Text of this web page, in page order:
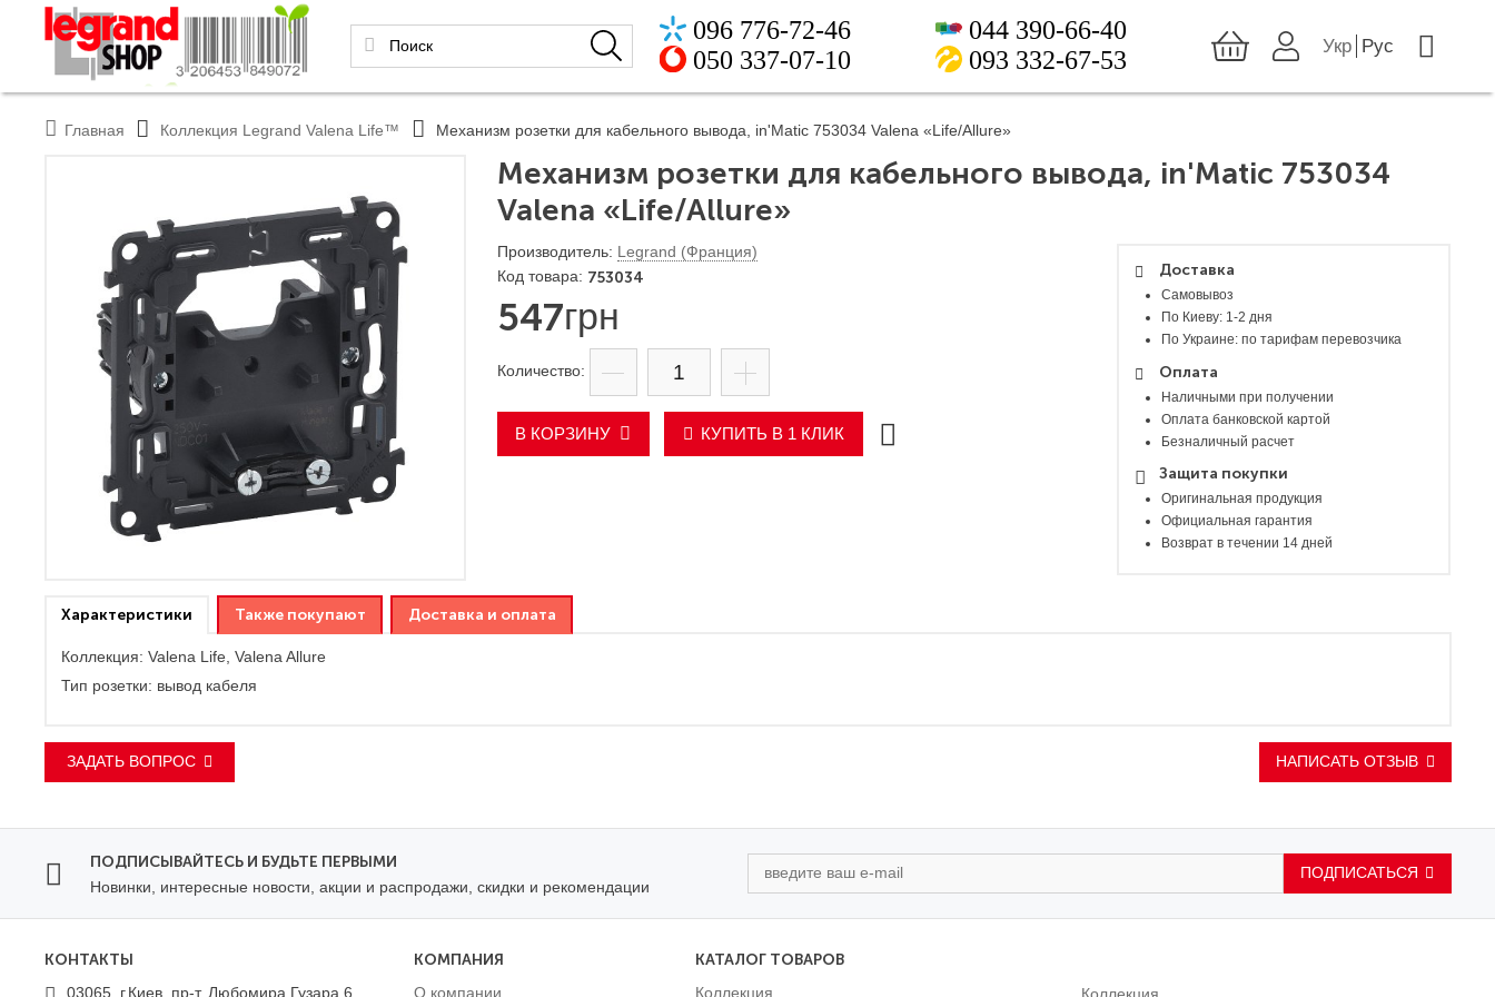
Механизм розетки для кабельного вывода, in'Matic 753034
Valena «Life/Allure»
Доставка
Самовывоз
По Киеву: 1-2 дня
По Украине: по тарифам перевозчика
Оплата
Наличными при получении
Оплата банковской картой
Безналичный расчет
Защита покупки
Оригинальная продукция
Официальная гарантия
Возврат в течении 14 дней
Legrand (Франция)
753034
547грн
В КОРЗИНУ КУПИТЬ В 1 КЛИК
Характеристики Также покупают Доставка и оплата
Коллекция: Valena Life, Valena Allure
Тип розетки: вывод кабеля
ЗАДАТЬ ВОПРОС НАПИСАТЬ ОТЗЫВ
096 776-72-46
044 390-66-40
050 337-07-10
093 332-67-53
Укр Рус
Главная Коллекция Legrand Valena Life™ Механизм розетки для кабельного вывода, in'Matic 753034 Valena «Life/Allure»
ПОДПИСЫВАЙТЕСЬ И БУДЬТЕ ПЕРВЫМИ
Новинки, интересные новости, акции и распродажи, скидки и рекомендации
ПОДПИСАТЬСЯ
КОНТАКТЫ
03065, г.Киев, пр-т. Любомира Гузара 6
КОМПАНИЯ
О компании
КАТАЛОГ ТОВАРОВ
Коллекция